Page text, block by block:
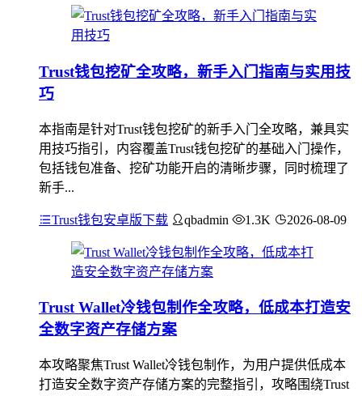
Trust钱包挖矿全攻略，新手入门指南与实用技
巧
本指南是针对Trust钱包挖矿的新手入门全攻略，兼具实
用技巧指引，内容覆盖Trust钱包挖矿的基础入门操作，
包括钱包准备、挖矿功能开启的清晰步骤，同时梳理了
新手...
Trust钱包安卓版下载 qbadmin 1.3K 2026-08-09
Trust Wallet冷钱包制作全攻略，低成本打造安
全数字资产存储方案
本攻略聚焦Trust Wallet冷钱包制作，为用户提供低成本
打造安全数字资产存储方案的完整指引，攻略围绕Trust